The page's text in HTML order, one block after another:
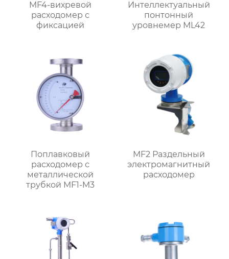
MF4-вихревой
расходомер с
фиксацией
Интеллектуальный
понтонный
уровнемер ML42
Поплавковый
расходомер с
металлической
трубкой MF1-M3
MF2 Раздельный
электромагнитный
расходомер